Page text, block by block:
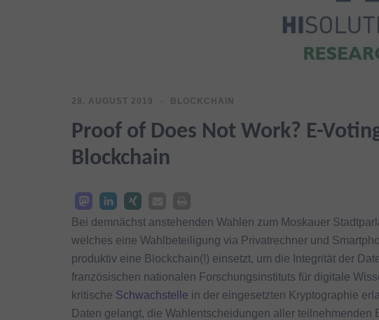
28. AUGUST 2019 BLOCKCHAIN
Proof of Does Not Work? E-
Blockchain
Bei demnächst anstehenden Wahlen zum Moskauer
welches eine Wahlbeteiligung via Privatrechner und
produktiv eine Blockchain(!) einsetzt, um die Integrität der
französischen nationalen Forschungsinstituts für digitale
kritische Schwachstelle in der eingesetzten Kryptographie
Daten gelangt, die Wahlentscheidungen aller